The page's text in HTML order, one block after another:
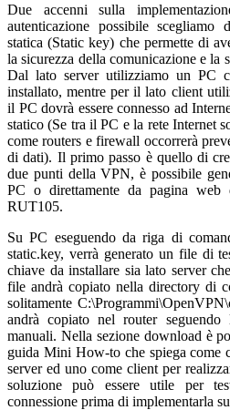
Due accenni sulla
autenticazione possibile
statica (Static key) che permette di
la sicurezza della comunicazione e la
Dal lato server utilizziamo un PC
installato, mentre per il lato client
il PC dovrà essere connesso ad
statico (Se tra il PC e la rete Internet
come routers e firewall occorrerà
di dati). Il primo passo è quello di
due punti della VPN, è possibile
PC o direttamente da pagina web
RUT105.
Su PC eseguendo da riga di
static.key, verrà generato un file di
chiave da installare sia lato server
file andrà copiato nella directory di
solitamente
andrà copiato nel router
manuali. Nella sezione download è
guida Mini How-to che spiega come
server ed uno come client per
soluzione può essere utile per
connessione prima di implementarla